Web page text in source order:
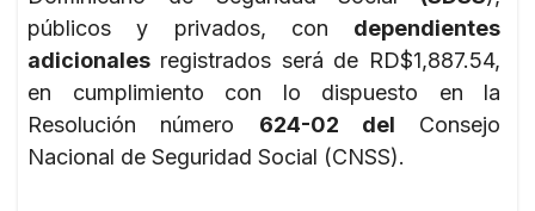
públicos y privados, con dependientes
adicionales registrados será de RD$1,887.54,
en cumplimiento con lo dispuesto en la
Resolución número 624-02 del Consejo
Nacional de Seguridad Social (CNSS).